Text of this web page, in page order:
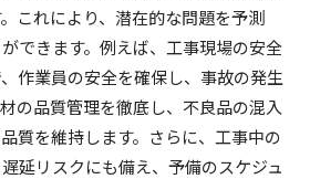
これにより、潜在的な問題を予測
できます。例えば、工事現場の安全
作業員の安全を確保し、事故の発生
の品質管理を徹底し、不良品の混入
質を維持します。さらに、工事中の
延リスクにも備え、予備のスケジュ